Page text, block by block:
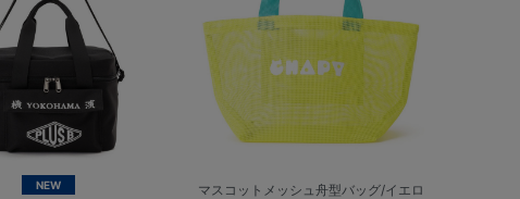
NEW
マスコットメッシュ舟型バッグ/イエロ